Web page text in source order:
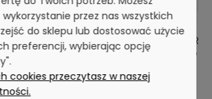
120 BIAŁY
0 ocen
Biurko
przez nas wszystkich
do sklepu lub dostosować użycie
preferencji, wybierając opcję
cookies przeczytasz w naszej